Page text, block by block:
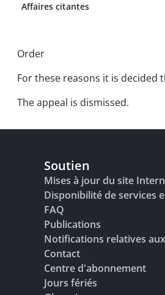
Affaires citantes
Order
For these reasons it is decided
The appeal is dismissed.
Soutien
Mises à jour du site
Disponibilité de services
FAQ
Publications
Notifications relatives
Contact
Centre d'abonnement
Jours fériés